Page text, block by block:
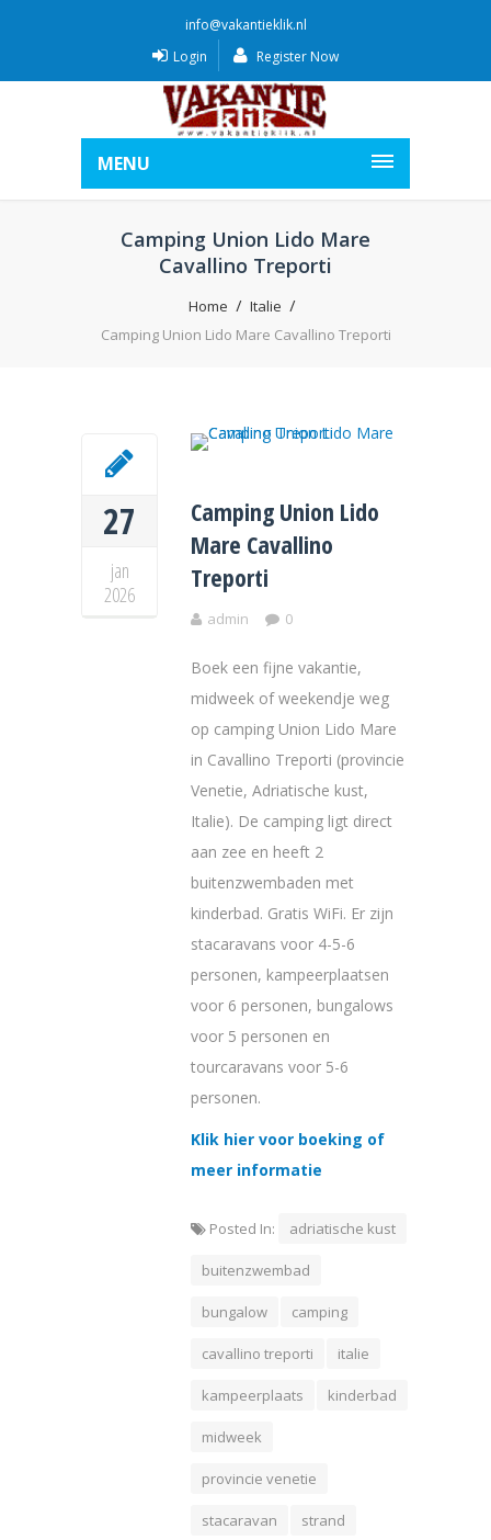
info@vakantieklik.nl
Login
Register Now
MENU
Camping Union Lido Mare
Cavallino Treporti
Home
Italie
Camping Union Lido Mare Cavallino Treporti
27
jan
2026
Camping Union Lido
Mare Cavallino
Treporti
admin 0
Boek een fijne vakantie,
midweek of weekendje weg
op camping Union Lido Mare
in Cavallino Treporti (provincie
Venetie, Adriatische kust,
Italie). De camping ligt direct
aan zee en heeft 2
buitenzwembaden met
kinderbad. Gratis WiFi. Er zijn
stacaravans voor 4-5-6
personen, kampeerplaatsen
voor 6 personen, bungalows
voor 5 personen en
tourcaravans voor 5-6
personen.
Klik hier voor boeking of
meer informatie
Posted In: adriatische kust
buitenzwembad
bungalow camping
cavallino treporti italie
kampeerplaats kinderbad
midweek
provincie venetie
stacaravan strand